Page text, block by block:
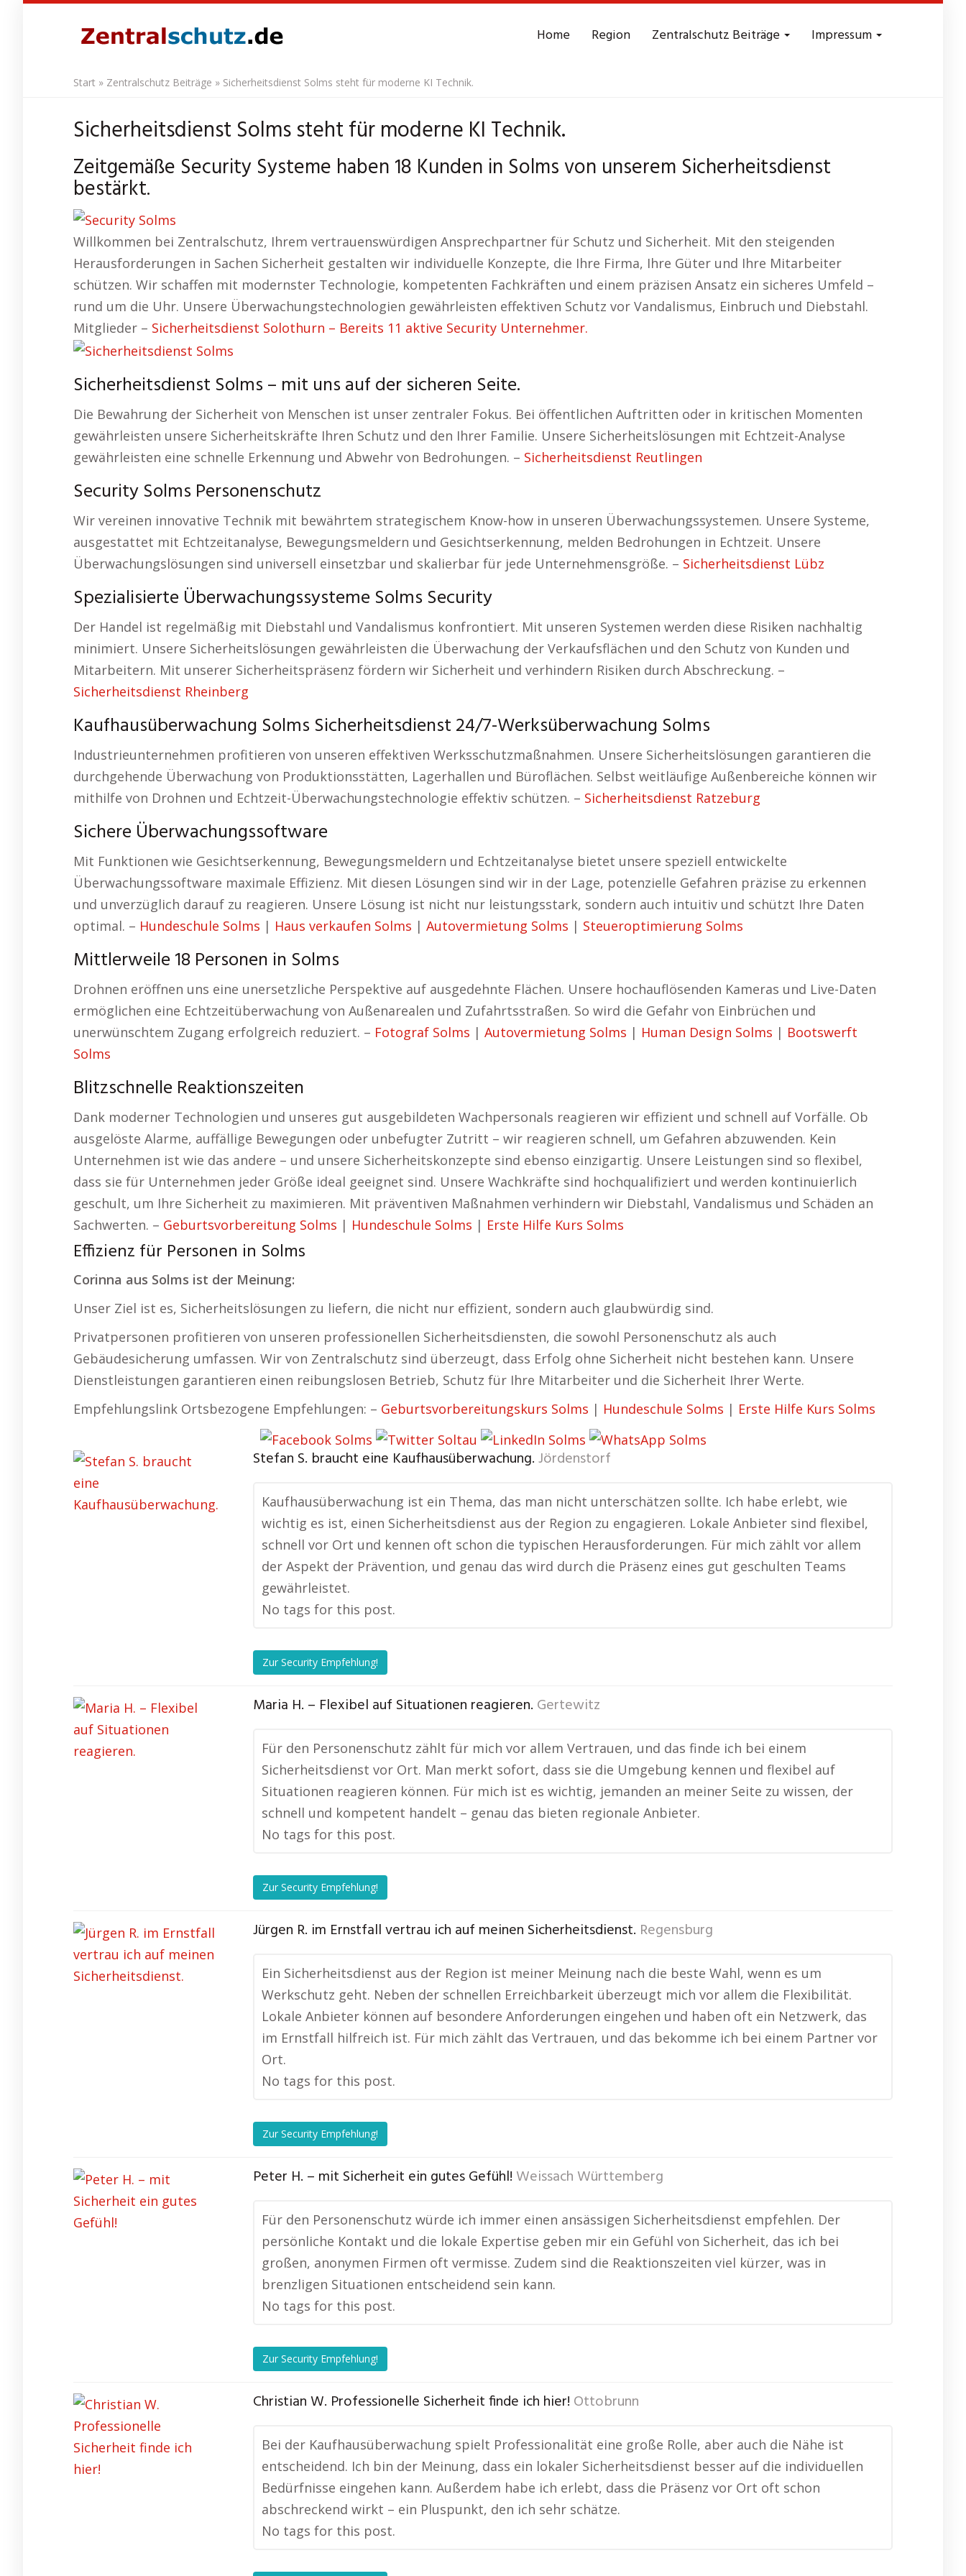
Home Region Zentralschutz Beiträge Impressum
Start » Zentralschutz Beiträge » Sicherheitsdienst Solms steht für moderne KI Technik.
Sicherheitsdienst Solms steht für moderne KI Technik.
Zeitgemäße Security Systeme haben 18 Kunden in Solms von unserem Sicherheitsdienst
bestärkt.
Willkommen bei Zentralschutz, Ihrem vertrauenswürdigen Ansprechpartner für Schutz und Sicherheit. Mit den steigenden
Herausforderungen in Sachen Sicherheit gestalten wir individuelle Konzepte, die Ihre Firma, Ihre Güter und Ihre Mitarbeiter
schützen. Wir schaffen mit modernster Technologie, kompetenten Fachkräften und einem präzisen Ansatz ein sicheres Umfeld –
rund um die Uhr. Unsere Überwachungstechnologien gewährleisten effektiven Schutz vor Vandalismus, Einbruch und Diebstahl.
Mitglieder – Sicherheitsdienst Solothurn – Bereits 11 aktive Security Unternehmer.
Sicherheitsdienst Solms – mit uns auf der sicheren Seite.
Die Bewahrung der Sicherheit von Menschen ist unser zentraler Fokus. Bei öffentlichen Auftritten oder in kritischen Momenten
gewährleisten unsere Sicherheitskräfte Ihren Schutz und den Ihrer Familie. Unsere Sicherheitslösungen mit Echtzeit-Analyse
gewährleisten eine schnelle Erkennung und Abwehr von Bedrohungen. – Sicherheitsdienst Reutlingen
Security Solms Personenschutz
Wir vereinen innovative Technik mit bewährtem strategischem Know-how in unseren Überwachungssystemen. Unsere Systeme,
ausgestattet mit Echtzeitanalyse, Bewegungsmeldern und Gesichtserkennung, melden Bedrohungen in Echtzeit. Unsere
Überwachungslösungen sind universell einsetzbar und skalierbar für jede Unternehmensgröße. – Sicherheitsdienst Lübz
Spezialisierte Überwachungssysteme Solms Security
Der Handel ist regelmäßig mit Diebstahl und Vandalismus konfrontiert. Mit unseren Systemen werden diese Risiken nachhaltig
minimiert. Unsere Sicherheitslösungen gewährleisten die Überwachung der Verkaufsflächen und den Schutz von Kunden und
Mitarbeitern. Mit unserer Sicherheitspräsenz fördern wir Sicherheit und verhindern Risiken durch Abschreckung. –
Sicherheitsdienst Rheinberg
Kaufhausüberwachung Solms Sicherheitsdienst 24/7-Werksüberwachung Solms
Industrieunternehmen profitieren von unseren effektiven Werksschutzmaßnahmen. Unsere Sicherheitslösungen garantieren die
durchgehende Überwachung von Produktionsstätten, Lagerhallen und Büroflächen. Selbst weitläufige Außenbereiche können wir
mithilfe von Drohnen und Echtzeit-Überwachungstechnologie effektiv schützen. – Sicherheitsdienst Ratzeburg
Sichere Überwachungssoftware
Mit Funktionen wie Gesichtserkennung, Bewegungsmeldern und Echtzeitanalyse bietet unsere speziell entwickelte
Überwachungssoftware maximale Effizienz. Mit diesen Lösungen sind wir in der Lage, potenzielle Gefahren präzise zu erkennen
und unverzüglich darauf zu reagieren. Unsere Lösung ist nicht nur leistungsstark, sondern auch intuitiv und schützt Ihre Daten
optimal. – Hundeschule Solms | Haus verkaufen Solms | Autovermietung Solms | Steueroptimierung Solms
Mittlerweile 18 Personen in Solms
Drohnen eröffnen uns eine unersetzliche Perspektive auf ausgedehnte Flächen. Unsere hochauflösenden Kameras und Live-Daten
ermöglichen eine Echtzeitüberwachung von Außenarealen und Zufahrtsstraßen. So wird die Gefahr von Einbrüchen und
unerwünschtem Zugang erfolgreich reduziert. – Fotograf Solms | Autovermietung Solms | Human Design Solms | Bootswerft
Solms
Blitzschnelle Reaktionszeiten
Dank moderner Technologien und unseres gut ausgebildeten Wachpersonals reagieren wir effizient und schnell auf Vorfälle. Ob
ausgelöste Alarme, auffällige Bewegungen oder unbefugter Zutritt – wir reagieren schnell, um Gefahren abzuwenden. Kein
Unternehmen ist wie das andere – und unsere Sicherheitskonzepte sind ebenso einzigartig. Unsere Leistungen sind so flexibel,
dass sie für Unternehmen jeder Größe ideal geeignet sind. Unsere Wachkräfte sind hochqualifiziert und werden kontinuierlich
geschult, um Ihre Sicherheit zu maximieren. Mit präventiven Maßnahmen verhindern wir Diebstahl, Vandalismus und Schäden an
Sachwerten. – Geburtsvorbereitung Solms | Hundeschule Solms | Erste Hilfe Kurs Solms
Effizienz für Personen in Solms
Corinna aus Solms ist der Meinung:
Unser Ziel ist es, Sicherheitslösungen zu liefern, die nicht nur effizient, sondern auch glaubwürdig sind.
Privatpersonen profitieren von unseren professionellen Sicherheitsdiensten, die sowohl Personenschutz als auch
Gebäudesicherung umfassen. Wir von Zentralschutz sind überzeugt, dass Erfolg ohne Sicherheit nicht bestehen kann. Unsere
Dienstleistungen garantieren einen reibungslosen Betrieb, Schutz für Ihre Mitarbeiter und die Sicherheit Ihrer Werte.
Empfehlungslink Ortsbezogene Empfehlungen: – Geburtsvorbereitungskurs Solms | Hundeschule Solms | Erste Hilfe Kurs Solms
Stefan S. braucht eine Kaufhausüberwachung.Jördenstorf
Kaufhausüberwachung ist ein Thema, das man nicht unterschätzen sollte. Ich habe erlebt, wie
wichtig es ist, einen Sicherheitsdienst aus der Region zu engagieren. Lokale Anbieter sind flexibel,
schnell vor Ort und kennen oft schon die typischen Herausforderungen. Für mich zählt vor allem
der Aspekt der Prävention, und genau das wird durch die Präsenz eines gut geschulten Teams
gewährleistet.
No tags for this post.
Zur Security Empfehlung!
Maria H. – Flexibel auf Situationen reagieren. Gertewitz
Für den Personenschutz zählt für mich vor allem Vertrauen, und das finde ich bei einem
Sicherheitsdienst vor Ort. Man merkt sofort, dass sie die Umgebung kennen und flexibel auf
Situationen reagieren können. Für mich ist es wichtig, jemanden an meiner Seite zu wissen, der
schnell und kompetent handelt – genau das bieten regionale Anbieter.
No tags for this post.
Zur Security Empfehlung!
Jürgen R. im Ernstfall vertrau ich auf meinen Sicherheitsdienst. Regensburg
Ein Sicherheitsdienst aus der Region ist meiner Meinung nach die beste Wahl, wenn es um
Werkschutz geht. Neben der schnellen Erreichbarkeit überzeugt mich vor allem die Flexibilität.
Lokale Anbieter können auf besondere Anforderungen eingehen und haben oft ein Netzwerk, das
im Ernstfall hilfreich ist. Für mich zählt das Vertrauen, und das bekomme ich bei einem Partner vor
Ort.
No tags for this post.
Zur Security Empfehlung!
Peter H. – mit Sicherheit ein gutes Gefühl! Weissach Württemberg
Für den Personenschutz würde ich immer einen ansässigen Sicherheitsdienst empfehlen. Der
persönliche Kontakt und die lokale Expertise geben mir ein Gefühl von Sicherheit, das ich bei
großen, anonymen Firmen oft vermisse. Zudem sind die Reaktionszeiten viel kürzer, was in
brenzligen Situationen entscheidend sein kann.
No tags for this post.
Zur Security Empfehlung!
Christian W. Professionelle Sicherheit finde ich hier! Ottobrunn
Bei der Kaufhausüberwachung spielt Professionalität eine große Rolle, aber auch die Nähe ist
entscheidend. Ich bin der Meinung, dass ein lokaler Sicherheitsdienst besser auf die individuellen
Bedürfnisse eingehen kann. Außerdem habe ich erlebt, dass die Präsenz vor Ort oft schon
abschreckend wirkt – ein Pluspunkt, den ich sehr schätze.
No tags for this post.